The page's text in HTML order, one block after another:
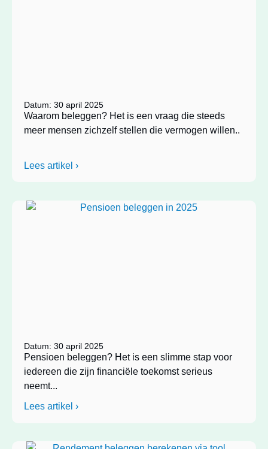
Datum: 30 april 2025
Waarom beleggen? Het is een vraag die steeds
meer mensen zichzelf stellen die vermogen willen..
Lees artikel ›
Datum: 30 april 2025
Pensioen beleggen? Het is een slimme stap voor
iedereen die zijn financiële toekomst serieus
neemt...
Lees artikel ›